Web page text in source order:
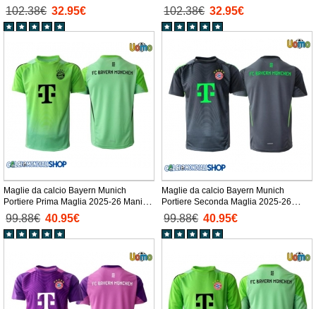
Lunga
102.38€ 32.95€ 102.38€ 32.95€
Maglie da calcio Bayern Munich
Portiere Prima Maglia 2025-26 Manica
Corta
99.88€ 40.95€
Maglie da calcio Bayern Munich
Portiere Seconda Maglia 2025-26
Manica Corta
99.88€ 40.95€